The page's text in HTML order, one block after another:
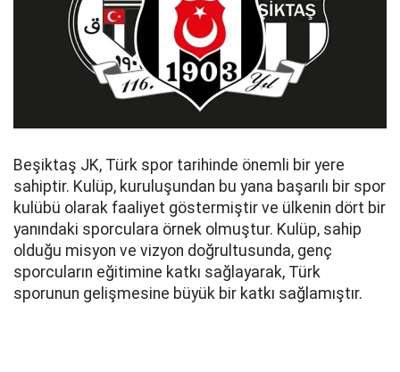
Beşiktaş JK, Türk spor tarihinde önemli bir yere
sahiptir. Kulüp, kuruluşundan bu yana başarılı bir spor
kulübü olarak faaliyet göstermiştir ve ülkenin dört bir
yanındaki sporculara örnek olmuştur. Kulüp, sahip
olduğu misyon ve vizyon doğrultusunda, genç
sporcuların eğitimine katkı sağlayarak, Türk
sporunun gelişmesine büyük bir katkı sağlamıştır.